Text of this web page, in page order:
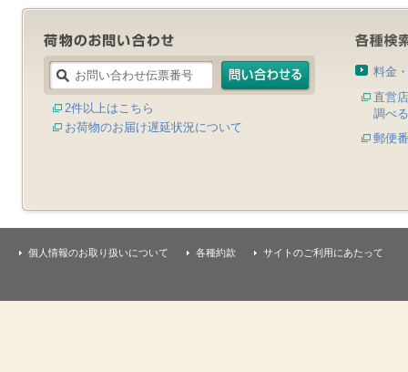
2件以上はこちら
お荷物のお届け遅延状況について
料金
直営
調べる
郵便
個人情報のお取り扱いについて 各種約款 サイトのご利用にあたって